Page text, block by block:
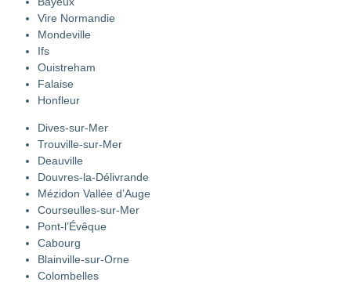
Vire Normandie
Mondeville
Ifs
Ouistreham
Falaise
Honfleur
Dives-sur-Mer
Trouville-sur-Mer
Deauville
Douvres-la-Délivrande
Mézidon Vallée d’Auge
Courseulles-sur-Mer
Pont-l’Évêque
Cabourg
Blainville-sur-Orne
Colombelles